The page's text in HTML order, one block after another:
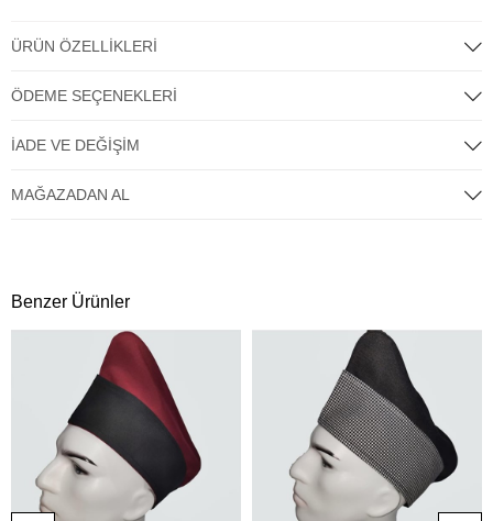
ÜRÜN ÖZELLIKLERI
ÖDEME SEÇENEKLERI
İADE VE DEĞIŞIM
MAĞAZADAN AL
Benzer Ürünler